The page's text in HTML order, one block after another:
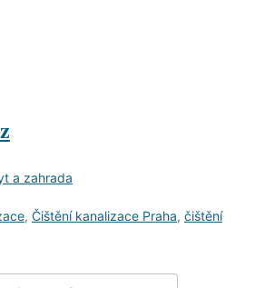
a zahrada
, Čištění kanalizace Praha, čištění